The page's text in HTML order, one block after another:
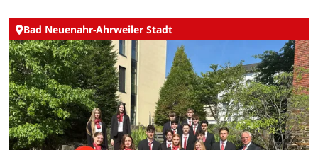
Bad Neuenahr-Ahrweiler Stadt